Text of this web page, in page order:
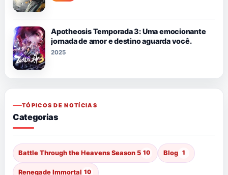
Apotheosis Temporada 3: Uma emocionante
jornada de amor e destino aguarda você.
2025
TÓPICOS DE NOTÍCIAS
Categorias
Battle Through the Heavens Season 5 10 Blog 1
Renegade Immortal 10